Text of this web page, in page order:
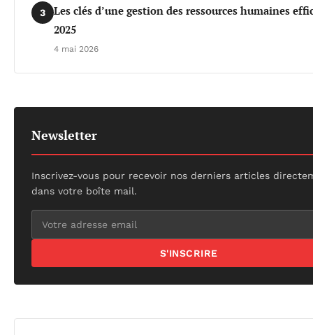
3
Les clés d’une gestion des ressources humaines
2025
4 mai 2026
Newsletter
Inscrivez-vous pour recevoir nos derniers articles
dans votre boîte mail.
S'INSCRIRE